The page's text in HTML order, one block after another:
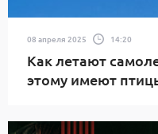
08 апреля 2025 14:20
Как летают
этому имеют